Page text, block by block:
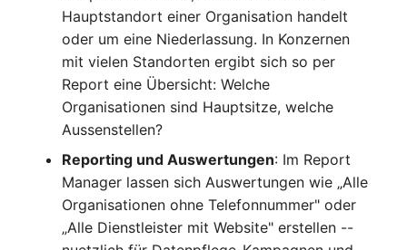
Release Notes 1.9
Release Notes 1.8
Release Notes 1.7
Changelogs 1.12.x
Changelogs 1.11.x
Changelogs 1.10.x
Changelogs 1.9.x
Changelogs 1.8.x
Changelogs 1.7.x
KVM-Switch
Layer-2-Netz
Layer-3-Netz
Leerrohr
Leitungsnetz
VM provisionieren
(veraltet)
Grundschutz)
Workflow
Hauptstandort einer Organisation handelt
oder um eine Niederlassung. In Konzernen
mit vielen Standorten ergibt sich so per
Report eine Übersicht: Welche
Organisationen sind Hauptsitze, welche
Aussenstellen?
Reporting und Auswertungen: Im Report
Manager lassen sich Auswertungen wie „Alle
Organisationen ohne Telefonnummer" oder
„Alle Dienstleister mit Website" erstellen --